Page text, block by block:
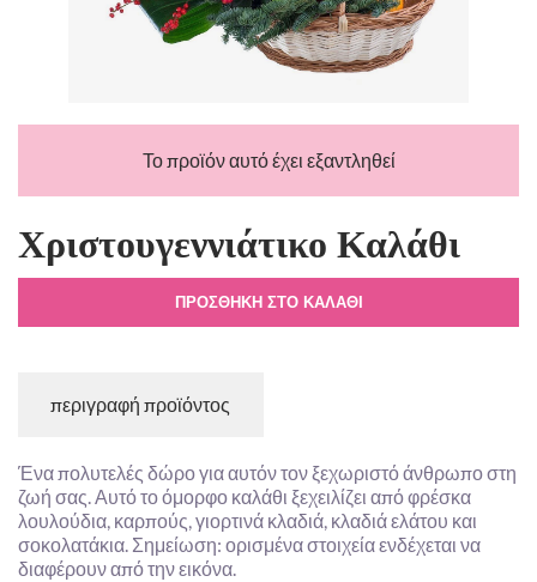
Το προϊόν αυτό έχει εξαντληθεί
Χριστουγεννιάτικο Καλάθι
ΠΡΟΣΘΉΚΗ ΣΤΟ ΚΑΛΆΘΙ
περιγραφή προϊόντος
Ένα πολυτελές δώρο για αυτόν τον ξεχωριστό άνθρωπο στη
ζωή σας. Αυτό το όμορφο καλάθι ξεχειλίζει από φρέσκα
λουλούδια, καρπούς, γιορτινά κλαδιά, κλαδιά ελάτου και
σοκολατάκια. Σημείωση: ορισμένα στοιχεία ενδέχεται να
διαφέρουν από την εικόνα.